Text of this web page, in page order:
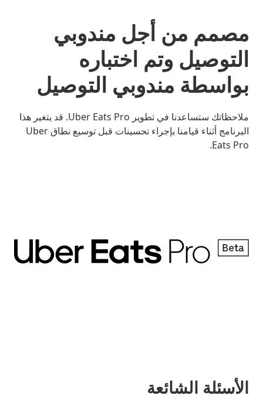
مصمم من أجل مندوبي
التوصيل وتم اختباره
بواسطة مندوبي التوصيل
ملاحظاتك ستساعدنا في تطوير Uber Eats Pro. قد يتغير هذا
البرنامج أثناء قيامنا بإجراء تحسينات قبل توسيع نطاق Uber
Eats Pro.
الأسئلة الشائعة